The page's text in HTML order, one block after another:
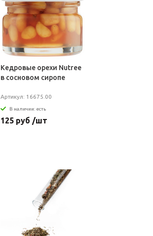
Кедровые орехи Nutree
в сосновом сиропе
Артикул: 16675.00
В наличии: есть
125 руб /шт